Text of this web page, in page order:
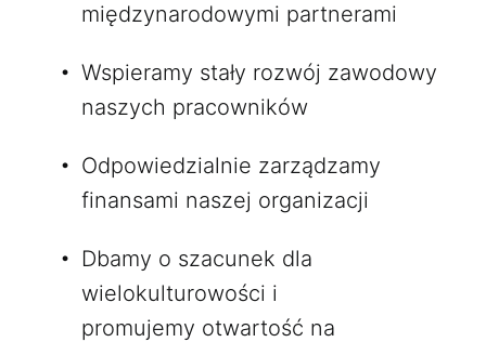
międzynarodowymi partnerami
Wspieramy stały rozwój zawodowy
naszych pracowników
Odpowiedzialnie zarządzamy
finansami naszej organizacji
Dbamy o szacunek dla
wielokulturowości i
promujemy otwartość na